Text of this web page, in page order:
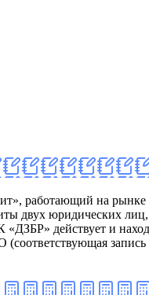
работающий на рынке
двух
действует и